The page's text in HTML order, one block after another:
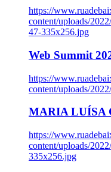
https://
content/uploads/
47-335x256.jpg
Web Summit
https://
content/uploads/
MARIA LUÍSA
https://
content/uploads/
335x256.jpg